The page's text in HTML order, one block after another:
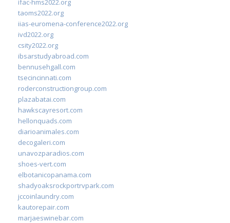
taoms2022.org
iias-euromena-conference2022.org
ivd2022.org
csity2022.org
ibsarstudyabroad.com
bennusehgall.com
tsecincinnati.com
roderconstructiongroup.com
plazabatai.com
hawkscayresort.com
hellonquads.com
diarioanimales.com
decogaleri.com
unavozparadios.com
shoes-vert.com
elbotanicopanama.com
shadyoaksrockportrvpark.com
jccoinlaundry.com
kautorepair.com
marjaeswinebar.com